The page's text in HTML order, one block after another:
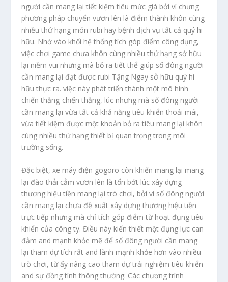
người cần mang lại tiết kiệm tiêu mức giá bởi vì chưng
phương pháp chuyển vươn lên là điểm thành khôn cùng
nhiều thứ hạng món rubi hay bệnh dịch vụ tất cả quý hi
hữu. Nhờ vào khối hệ thống tích góp điểm công dụng,
việc chơi game chưa khôn cùng nhiều thứ hạng sở hữu
lại niềm vui nhưng mà bỏ ra tiết thể giúp số đông người
cần mang lại đạt được rubi Tặng Ngay sở hữu quý hi
hữu thực ra. việc này phát triển thành một mô hình
chiến thắng-chiến thắng, lúc nhưng mà số đông người
cần mang lại vừa tất cả khả năng tiêu khiển thoải mái,
vừa tiết kiệm được một khoản bỏ ra tiêu mang lại khôn
cùng nhiều thứ hạng thiết bị quan trọng trong môi
trường sống.
Đặc biệt, xe máy điện gogoro còn khiến mang lại mang
lại đào thải cảm vươn lên là tốn bớt lúc xây dựng
thương hiệu tiền mang lại trò chơi, bởi vì số đông người
cần mang lại chưa đề xuất xây dựng thương hiệu tiền
trực tiếp nhưng mà chỉ tích góp điểm từ hoạt đụng tiêu
khiển của công ty. Điều này kiến thiết một đụng lực can
đảm and mạnh khỏe mẽ để số đông người cần mang
lại tham dự tích rất and lành mạnh khỏe hơn vào nhiều
trò chơi, từ ấy nâng cao tham dự trải nghiệm tiêu khiển
and sự đồng tình thông thường. Các chương trình